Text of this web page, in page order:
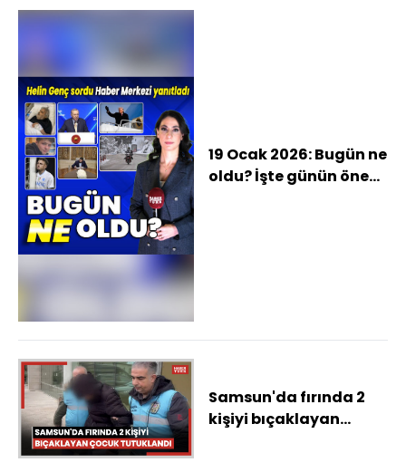
19 Ocak 2026: Bugün ne
oldu? İşte günün öne
Samsun'da fırında 2
kişiyi bıçaklayan